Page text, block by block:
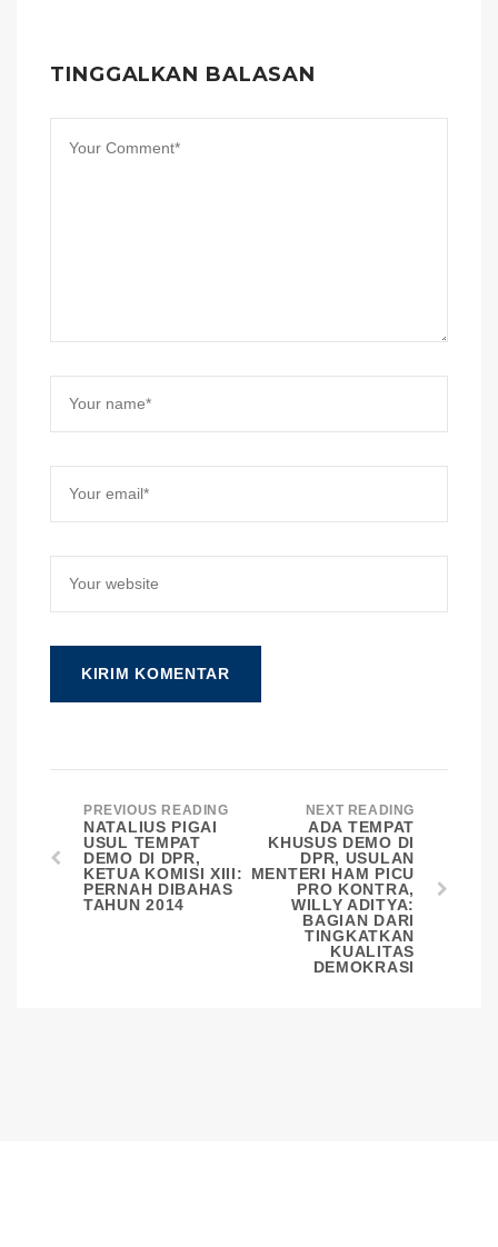
TINGGALKAN BALASAN
PREVIOUS READING
NATALIUS PIGAI
USUL TEMPAT
DEMO DI DPR,
KETUA KOMISI XIII:
PERNAH DIBAHAS
TAHUN 2014
NEXT READING
ADA TEMPAT
KHUSUS DEMO DI
DPR, USULAN
MENTERI HAM PICU
PRO KONTRA,
WILLY ADITYA:
BAGIAN DARI
TINGKATKAN
KUALITAS
DEMOKRASI